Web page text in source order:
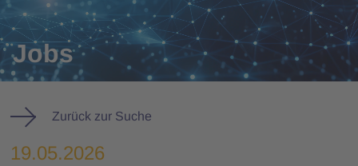
Jobs
Zurück zur Suche
19.05.2026